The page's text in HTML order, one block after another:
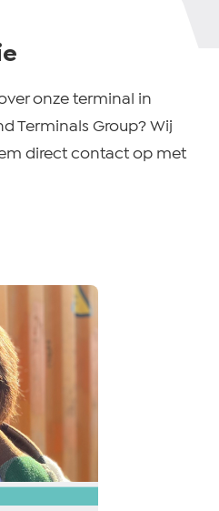
onze terminal in
Terminals Group? Wij
direct contact op met